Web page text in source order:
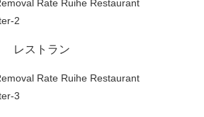
レストラン